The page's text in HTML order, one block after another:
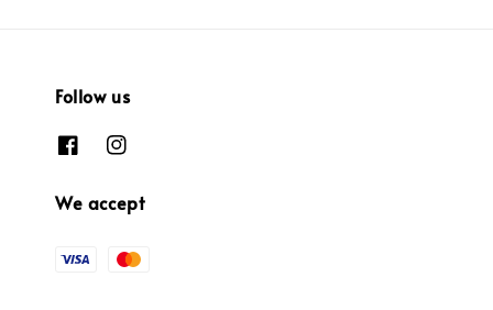
Follow us
We accept